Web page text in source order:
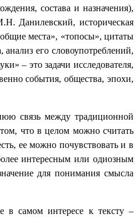
состава и назначения),
Данилевский, историческая
места», «топосы», цитаты
его словоупотреблений,
– это задачи исследователя,
события, общества, эпохи,
связь между традиционной
что в целом можно считать
ее можно почувствовать и в
интересным или одиозным
для понимания смысла
в самом интересе к тексту –